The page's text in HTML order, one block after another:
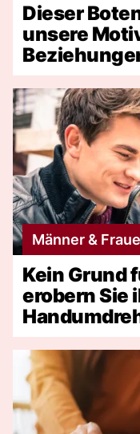
Dieser
unsere
Männer &
Kein Grund
erobern Sie